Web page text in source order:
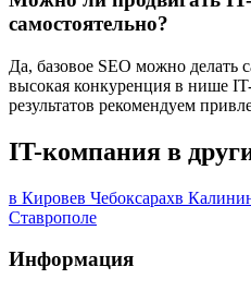
самостоятельно?
Да, базовое SEO можно делать
высокая конкуренция в нише
результатов рекомендуем
IT-компания в
в Кировев Чебоксарахв
Ставрополе
Информация